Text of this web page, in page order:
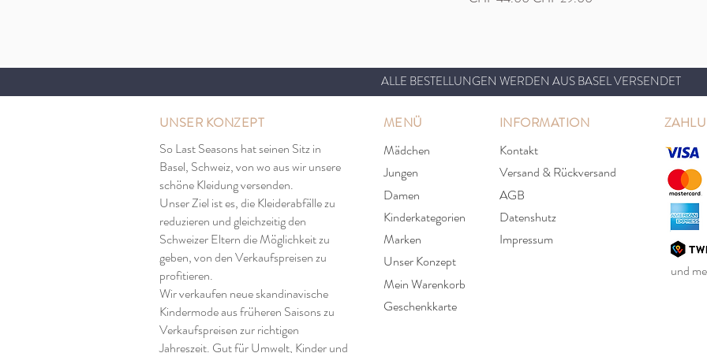
ALLE BESTELLUNGEN WERDEN AUS BASEL VERSENDET
UNSER KONZEPT
So Last Seasons hat seinen Sitz in
Basel, Schweiz, von wo aus wir unsere
schöne Kleidung versenden.
Unser Ziel ist es, die Kleiderabfälle zu
reduzieren und gleichzeitig den
Schweizer Eltern die Möglichkeit zu
geben, von den Verkaufspreisen zu
profitieren.
Wir verkaufen neue skandinavische
Kindermode aus früheren Saisons zu
Verkaufspreisen zur richtigen
Jahreszeit. Gut für Umwelt, Kinder und
MENÜ
INFORMATION
Mädchen
Jungen
Damen
Kinderkategorien
Marken
Kontakt
Versand & Rückversand
AGB
Datenshutz
Impressum
Unser Konzept
Mein Warenkorb
und
Geschenkkarte